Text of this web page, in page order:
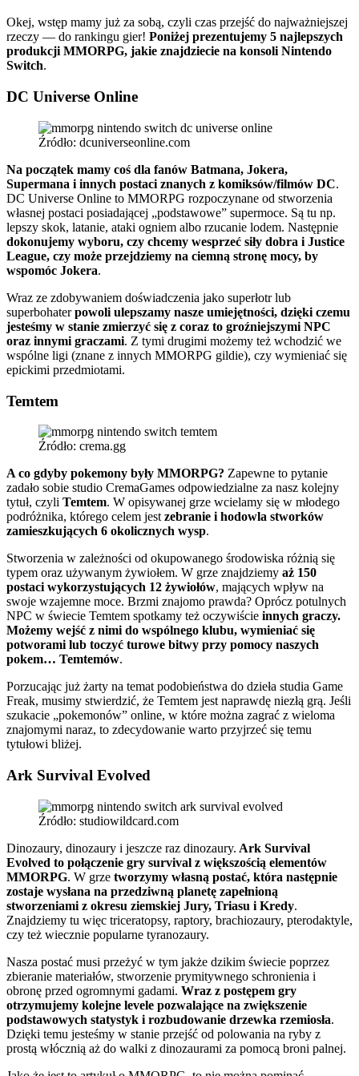
Okej, wstęp mamy już za sobą, czyli czas przejść do najważniejszej
rzeczy — do rankingu gier! Poniżej prezentujemy 5 najlepszych
produkcji MMORPG, jakie znajdziecie na konsoli Nintendo
Switch.
DC Universe Online
Źródło: dcuniverseonline.com
Na początek mamy coś dla fanów Batmana, Jokera,
Supermana i innych postaci znanych z komiksów/filmów DC.
DC Universe Online to MMORPG rozpoczynane od stworzenia
własnej postaci posiadającej „podstawowe” supermoce. Są tu np.
lepszy skok, latanie, ataki ogniem albo rzucanie lodem. Następnie
dokonujemy wyboru, czy chcemy wesprzeć siły dobra i Justice
League, czy może przejdziemy na ciemną stronę mocy, by
wspomóc Jokera.
Wraz ze zdobywaniem doświadczenia jako superłotr lub
superbohaterpowoli ulepszamy nasze umiejętności, dzięki czemu
jesteśmy w stanie zmierzyć się z coraz to groźniejszymi NPC
oraz innymi graczami. Z tymi drugimi możemy też wchodzić we
wspólne ligi (znane z innych MMORPG gildie), czy wymieniać się
epickimi przedmiotami.
Temtem
Źródło: crema.gg
A co gdyby pokemony były MMORPG? Zapewne to pytanie
zadało sobie studio CremaGames odpowiedzialne za nasz kolejny
tytuł, czyli Temtem. W opisywanej grze wcielamy się w młodego
podróżnika, którego celem jest zebranie i hodowla stworków
zamieszkujących 6 okolicznych wysp.
Stworzenia w zależności od okupowanego środowiska różnią się
typem oraz używanym żywiołem. W grze znajdziemy aż 150
postaci wykorzystujących 12 żywiołów, mających wpływ na
swoje wzajemne moce. Brzmi znajomo prawda? Oprócz potulnych
NPC w świecie Temtem spotkamy też oczywiście innych graczy.
Możemy wejść z nimi do wspólnego klubu, wymieniać się
potworami lub toczyć turowe bitwy przy pomocy naszych
pokem… Temtemów.
Porzucając już żarty na temat podobieństwa do dzieła studia Game
Freak, musimy stwierdzić, że Temtem jest naprawdę niezłą grą. Jeśli
szukacie „pokemonów” online, w które można zagrać z wieloma
znajomymi naraz, to zdecydowanie warto przyjrzeć się temu
tytułowi bliżej.
Ark Survival Evolved
Źródło: studiowildcard.com
Dinozaury, dinozaury i jeszcze raz dinozaury. Ark Survival
Evolved to połączenie gry survival z większością elementów
MMORPG. W grze tworzymy własną postać, która następnie
zostaje wysłana na przedziwną planetę zapełnioną
stworzeniami z okresu ziemskiej Jury, Triasu i Kredy.
Znajdziemy tu więc triceratopsy, raptory, brachiozaury, pterodaktyle,
czy też wiecznie popularne tyranozaury.
Nasza postać musi przeżyć w tym jakże dzikim świecie poprzez
zbieranie materiałów, stworzenie prymitywnego schronienia i
obronę przed ogromnymi gadami. Wraz z postępem gry
otrzymujemy kolejne levele pozwalające na zwiększenie
podstawowych statystyk i rozbudowanie drzewka rzemiosła.
Dzięki temu jesteśmy w stanie przejść od polowania na ryby z
prostą włócznią aż do walki z dinozaurami za pomocą broni palnej.